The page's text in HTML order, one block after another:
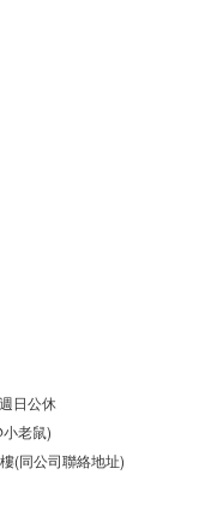
日公休
老鼠)
(同公司聯絡地址)